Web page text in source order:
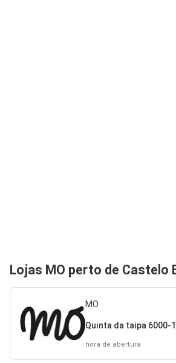
Lojas MO perto de Castelo
MO
Quinta da taipa 6000-
hora de abertura